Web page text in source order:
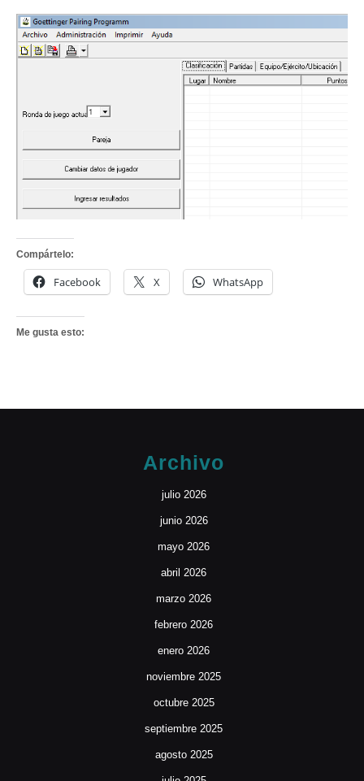
Compártelo:
Facebook X WhatsApp
Me gusta esto:
Archivo
julio 2026
junio 2026
mayo 2026
abril 2026
marzo 2026
febrero 2026
enero 2026
noviembre 2025
octubre 2025
septiembre 2025
agosto 2025